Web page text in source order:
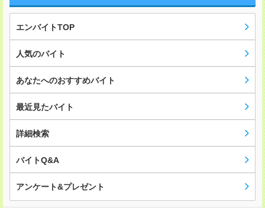
エンバイトTOP
人気のバイト
あなたへのおすすめバイト
最近見たバイト
詳細検索
バイトQ&A
アンケート&プレゼント